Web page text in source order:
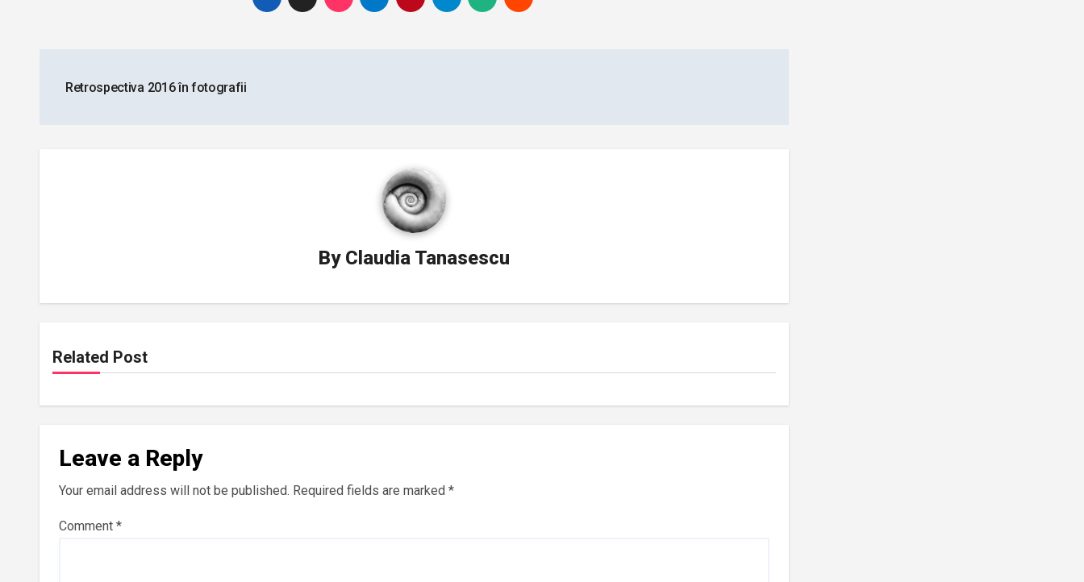
navigation
Retrospectiva 2016 în fotografii
By Claudia Tanasescu
Related Post
Leave a Reply
Your email address will not be published. Required fields are marked *
Comment *